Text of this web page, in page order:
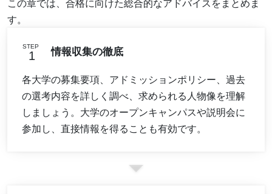
この章では、合格に向けた総合的なアドバイスをまとめま
す。
STEP 情報収集の徹底
各大学の募集要項、アドミッションポリシー、過去
の選考内容を詳しく調べ、求められる人物像を理解
しましょう。大学のオープンキャンパスや説明会に
参加し、直接情報を得ることも有効です。